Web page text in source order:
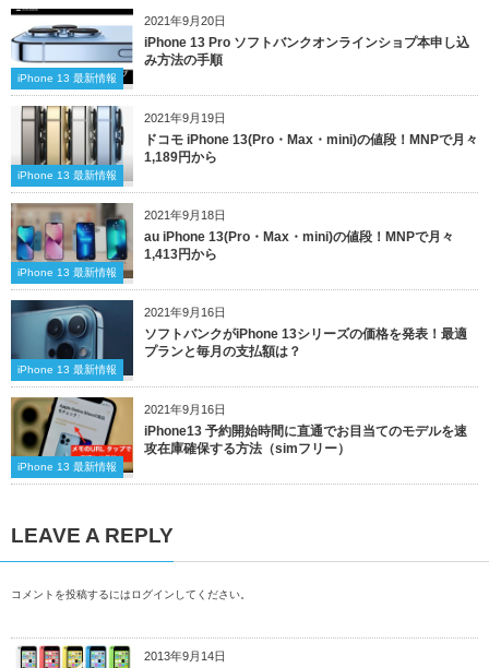
2021年9月20日
iPhone 13 最新情報
iPhone 13 Pro ソフトバンクオンラインショプ本申し込
み方法の手順
2021年9月19日
iPhone 13 最新情報
ドコモ iPhone 13(Pro・Max・mini)の値段！MNPで月々
1,189円から
2021年9月18日
iPhone 13 最新情報
au iPhone 13(Pro・Max・mini)の値段！MNPで月々
1,413円から
2021年9月16日
iPhone 13 最新情報
ソフトバンクがiPhone 13シリーズの価格を発表！最適
プランと毎月の支払額は？
2021年9月16日
iPhone 13 最新情報
iPhone13 予約開始時間に直通でお目当てのモデルを速
攻在庫確保する方法（simフリー）
LEAVE A REPLY
コメントを投稿するには ログイン してください。
2013年9月14日